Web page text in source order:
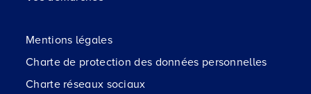
Mentions légales
Charte de protection des données personnelles
Charte réseaux sociaux